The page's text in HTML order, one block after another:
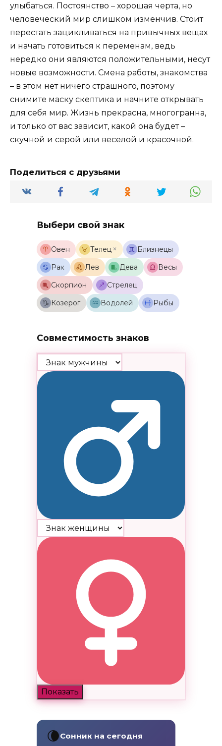
улыбаться. Постоянство – хорошая черта, но
человеческий мир слишком изменчив. Стоит
перестать зацикливаться на привычных вещах
и начать готовиться к переменам, ведь
нередко они являются положительными, несут
новые возможности. Смена работы, знакомства
– в этом нет ничего страшного, поэтому
снимите маску скептика и начните открывать
для себя мир. Жизнь прекрасна, многогранна,
и только от вас зависит, какой она будет –
скучной и серой или веселой и красочной.
Поделиться с друзьями
Выбери свой знак
Овен Телец ×
Близнецы
Рак
Лев Дева
Весы
Скорпион
Стрелец
Козерог
Водолей Рыбы
Совместимость знаков
Показать
🌘Сонник на сегодня